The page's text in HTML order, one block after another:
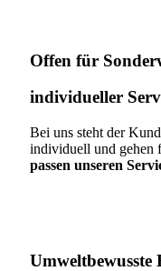
Offen für
individueller
Bei uns steht der
individuell und gehen
passen unseren
Umweltbewusste